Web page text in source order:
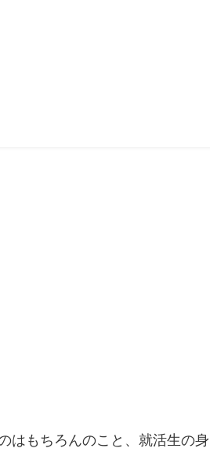
はもちろんのこと、就活生の身